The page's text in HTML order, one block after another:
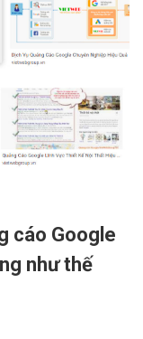
cáo Google
như thế